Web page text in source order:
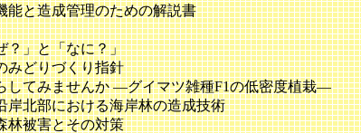
と造成管理のための解説書
」と「なに？」
どりづくり指針
てみませんか ―グイマツ雑種F1の低密度植栽―
北部における海岸林の造成技術
被害とその対策